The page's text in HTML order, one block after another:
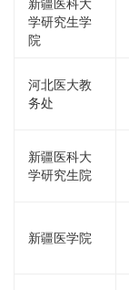
新疆医科大
学研究生学
院
河北医大教
务处
新疆医科大
学研究生院
新疆医学院